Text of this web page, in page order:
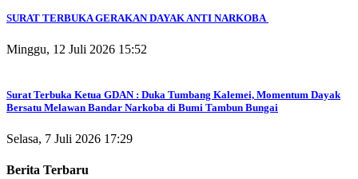
SURAT TERBUKA GERAKAN DAYAK ANTI NARKOBA
Minggu, 12 Juli 2026 15:52
Surat Terbuka Ketua GDAN : Duka Tumbang Kalemei, Momentum Dayak
Bersatu Melawan Bandar Narkoba di Bumi Tambun Bungai
Selasa, 7 Juli 2026 17:29
Berita Terbaru